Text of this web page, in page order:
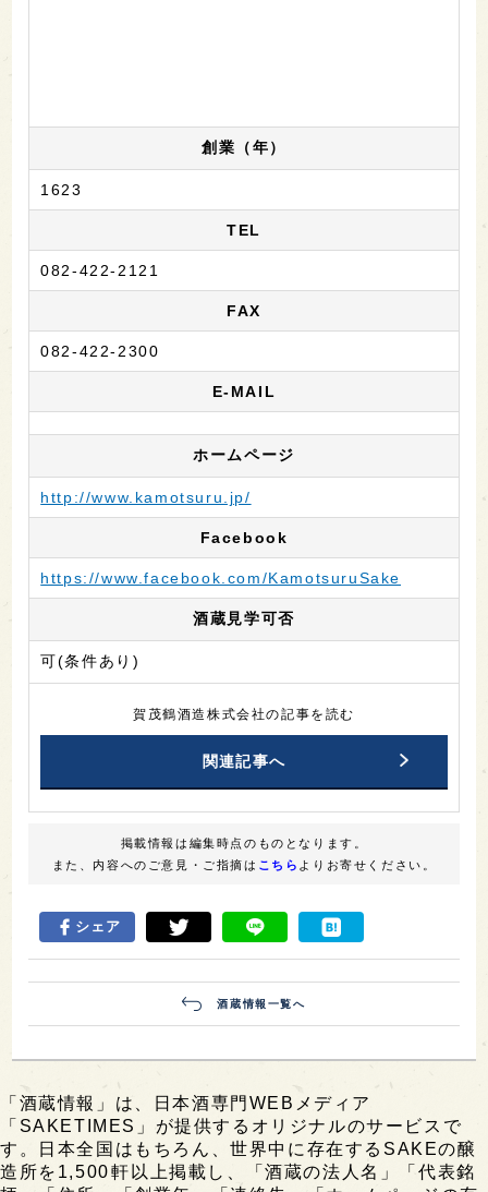
創業（年）
1623
TEL
082-422-2121
FAX
082-422-2300
E-MAIL
ホームページ
http://www.kamotsuru.jp/
Facebook
https://www.facebook.com/KamotsuruSake
酒蔵見学可否
可(条件あり)
賀茂鶴酒造株式会社の記事を読む
関連記事へ
掲載情報は編集時点のものとなります。
また、内容へのご意見・ご指摘は こちら よりお寄せください。
シェア
酒蔵情報一覧へ
「酒蔵情報」は、日本酒専門WEBメディア
「SAKETIMES」が提供するオリジナルのサービスで
す。日本全国はもちろん、世界中に存在するSAKEの醸
造所を1,500軒以上掲載し、「酒蔵の法人名」「代表銘